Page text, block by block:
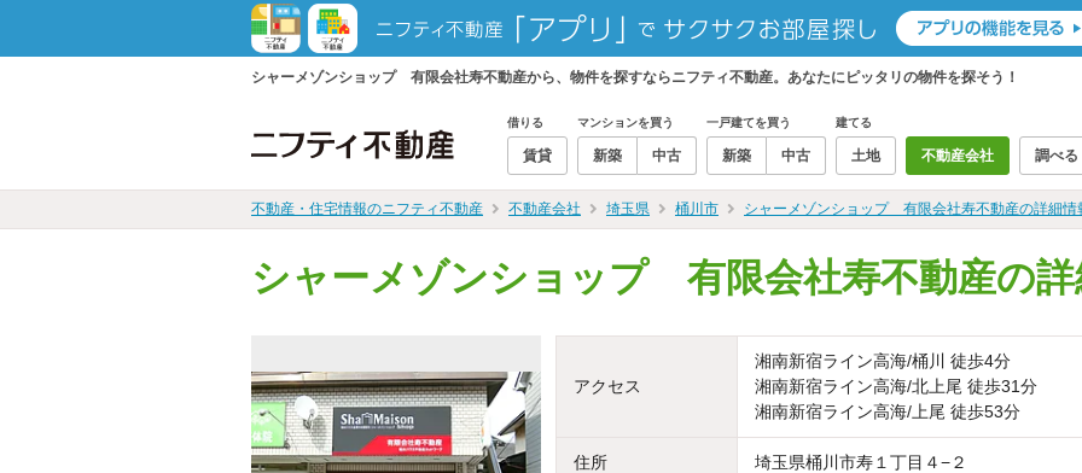
シャーメゾンショップ 有限会社寿不動産から、物件を探すならニフティ不動産。あなたにピッタリの物件を探そう！
借りる
賃貸
マンションを買う
新築 中古
一戸建てを買う
新築 中古
建てる
土地 不動産会社 調べる
不動産・住宅情報のニフティ不動産 不動産会社 埼玉県 桶川市 シャーメゾンショップ 有限会社寿不動産の詳細情
シャーメゾンショップ 有限会社寿不動産の詳
アクセス
湘南新宿ライン高海/桶川 徒歩4分
湘南新宿ライン高海/北上尾 徒歩31分
湘南新宿ライン高海/上尾 徒歩53分
住所 埼玉県桶川市寿１丁目４−２